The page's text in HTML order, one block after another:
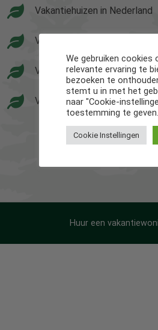
Vakantiehuizen in Nederland
Vakantiehuizen in België
Vakantiehuizen in Frankrijk
Vakantiehuizen in Spanje
Huur een
We gebruiken
relevante ervaring te
bezoeken te
stemt u in met het
naar "Cookie-
toestemming te geven.
Cookie Instellingen